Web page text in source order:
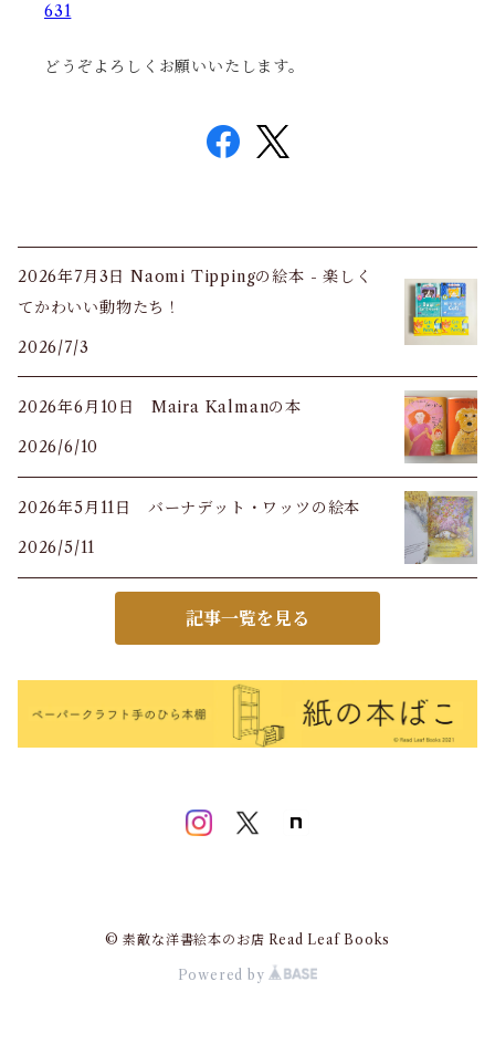
631
どうぞよろしくお願いいたします。
2026年7月3日 Naomi Tippingの絵本 - 楽しく
てかわいい動物たち！
2026/7/3
2026年6月10日 Maira Kalmanの本
2026/6/10
2026年5月11日 バーナデット・ワッツの絵本
2026/5/11
記事一覧を見る
© 素敵な洋書絵本のお店 Read Leaf Books
Powered by